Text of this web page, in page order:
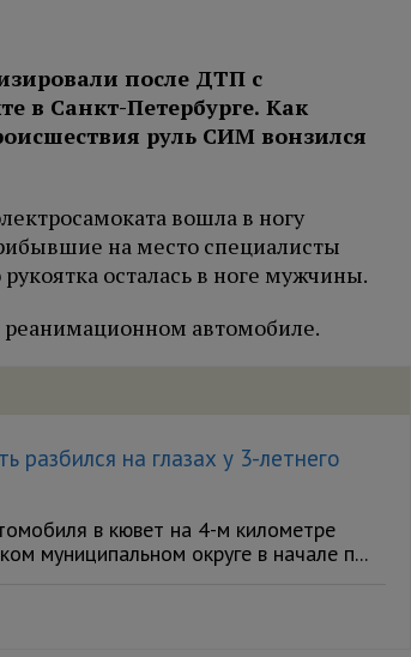
после ДТП с
в Санкт-Петербурге. Как
руль СИМ вонзился
вошла в ногу
на место специалисты
осталась в ноге мужчины.
реанимационном автомобиле.
разбился на глазах у 3-летнего
в кювет на 4-м километре
муниципальном округе в начале п...